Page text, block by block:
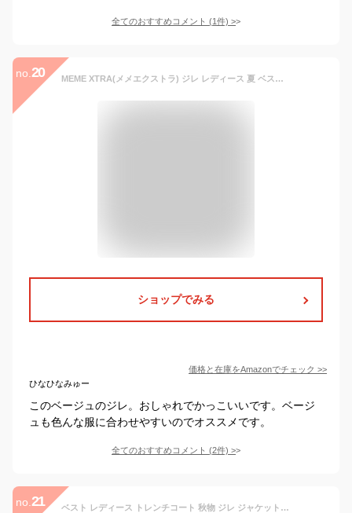
全てのおすすめコメント (1件) >
no. 20 MEME XTRA(メメエクストラ) ジレ レディース 夏 ベスト ロング 前開き おしゃれ 大きいサイズ ロングジレ ノースリーブ ロングベスト 秋服レディース トップス 羽織 オフィス 仕事 コーデ ゆったり 薄手 キレイめ 無地 通勤 体型カバー
ショップでみる
価格と在庫をAmazonでチェック >>
ひなひなみゅー
このベージュのジレ。おしゃれでかっこいいです。ベージ
ュも色んな服に合わせやすいのでオススメです。
全てのおすすめコメント (2件) >
no. 21 ベスト レディース トレンチコート 秋物 ジレ ジャケット アウター 前開 カジュアル ノースリーブ 春